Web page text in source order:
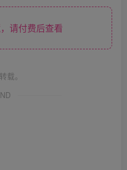
请付费后查看
载。